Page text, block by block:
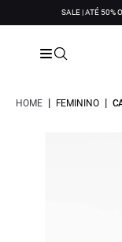
SALE | ATÉ 50%
HOME | FEMININO |